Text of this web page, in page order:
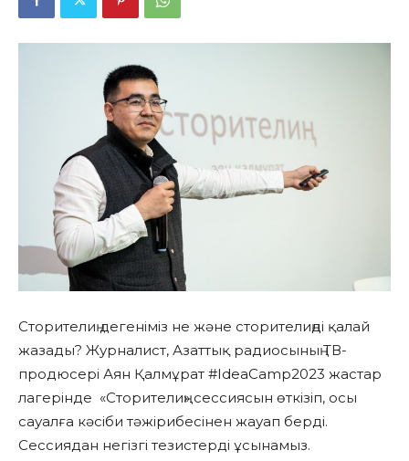
Сторителиң дегеніміз не және сторителиңді қалай
жазады? Журналист, Азаттық радиосының ТВ-
продюсері Аян Қалмұрат #IdeaCamp2023 жастар
лагерінде «Сторителиң» сессиясын өткізіп, осы
сауалға кәсіби тәжірибесінен жауап берді.
Сессиядан негізгі тезистерді ұсынамыз.